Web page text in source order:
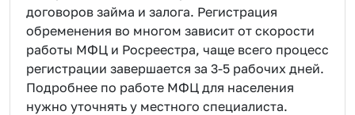
договоров займа и залога. Регистрация
обременения во многом зависит от скорости
работы МФЦ и Росреестра, чаще всего процесс
регистрации завершается за 3-5 рабочих дней.
Подробнее по работе МФЦ для населения
нужно уточнять у местного специалиста.